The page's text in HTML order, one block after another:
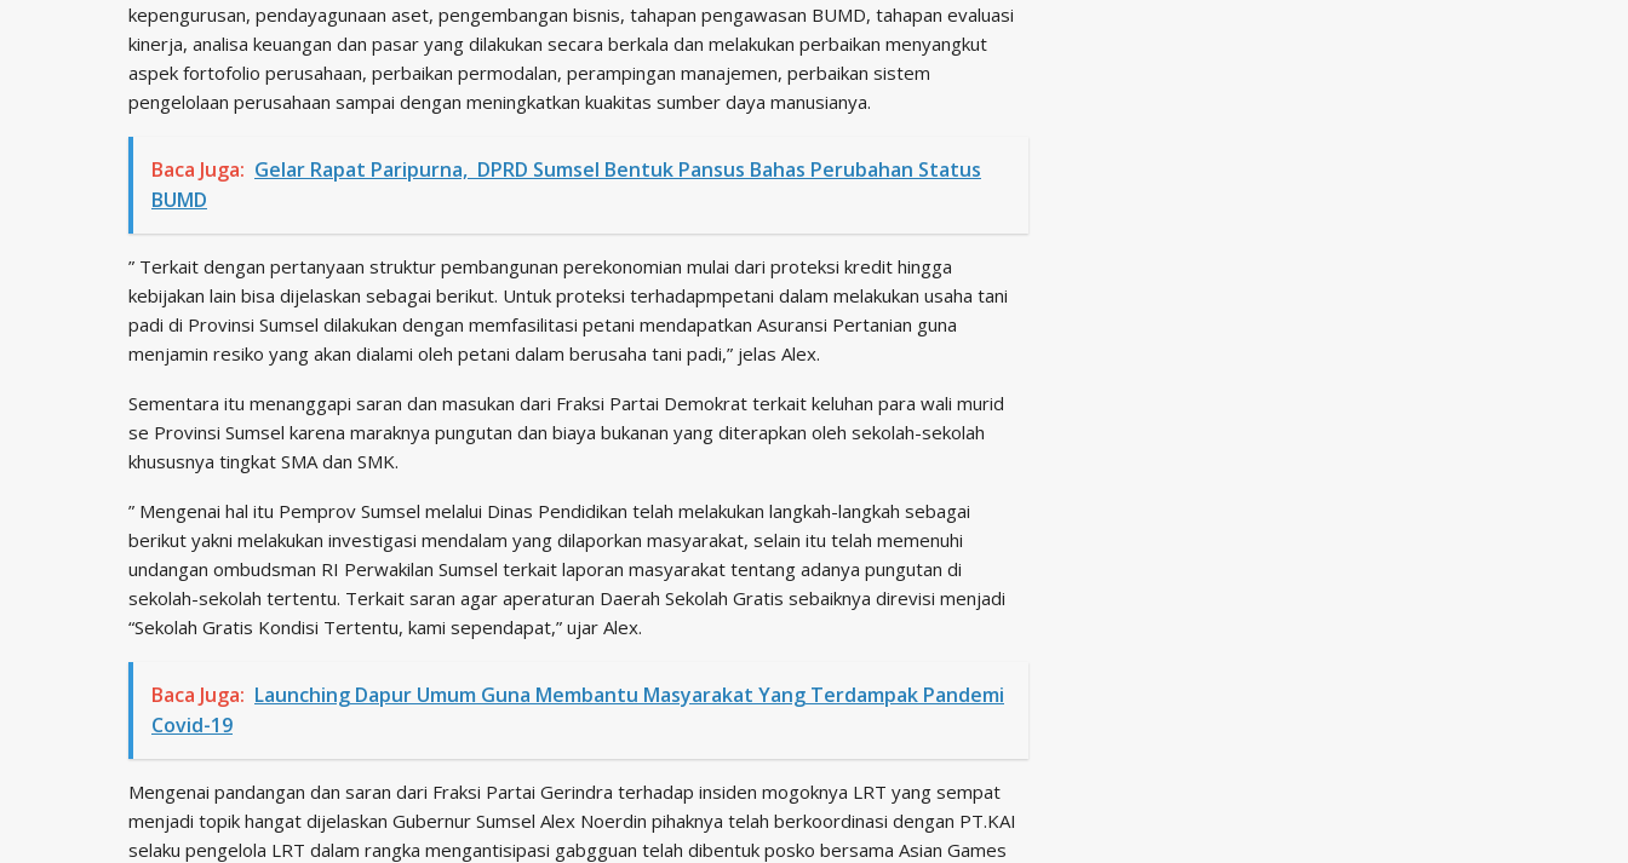
kepengurusan, pendayagunaan aset, pengembangan bisnis, tahapan pengawasan BUMD, tahapan evaluasi
kinerja, analisa keuangan dan pasar yang dilakukan secara berkala dan melakukan perbaikan menyangkut
aspek fortofolio perusahaan, perbaikan permodalan, perampingan manajemen, perbaikan sistem
pengelolaan perusahaan sampai dengan meningkatkan kuakitas sumber daya manusianya.
Baca Juga: Gelar Rapat Paripurna, DPRD Sumsel Bentuk Pansus Bahas Perubahan Status
BUMD
” Terkait dengan pertanyaan struktur pembangunan perekonomian mulai dari proteksi kredit hingga
kebijakan lain bisa dijelaskan sebagai berikut. Untuk proteksi terhadapmpetani dalam melakukan usaha tani
padi di Provinsi Sumsel dilakukan dengan memfasilitasi petani mendapatkan Asuransi Pertanian guna
menjamin resiko yang akan dialami oleh petani dalam berusaha tani padi,” jelas Alex.
Sementara itu menanggapi saran dan masukan dari Fraksi Partai Demokrat terkait keluhan para wali murid
se Provinsi Sumsel karena maraknya pungutan dan biaya bukanan yang diterapkan oleh sekolah-sekolah
khususnya tingkat SMA dan SMK.
” Mengenai hal itu Pemprov Sumsel melalui Dinas Pendidikan telah melakukan langkah-langkah sebagai
berikut yakni melakukan investigasi mendalam yang dilaporkan masyarakat, selain itu telah memenuhi
undangan ombudsman RI Perwakilan Sumsel terkait laporan masyarakat tentang adanya pungutan di
sekolah-sekolah tertentu. Terkait saran agar aperaturan Daerah Sekolah Gratis sebaiknya direvisi menjadi
“Sekolah Gratis Kondisi Tertentu, kami sependapat,” ujar Alex.
Baca Juga: Launching Dapur Umum Guna Membantu Masyarakat Yang Terdampak Pandemi
Covid-19
Mengenai pandangan dan saran dari Fraksi Partai Gerindra terhadap insiden mogoknya LRT yang sempat
menjadi topik hangat dijelaskan Gubernur Sumsel Alex Noerdin pihaknya telah berkoordinasi dengan PT.KAI
selaku pengelola LRT dalam rangka mengantisipasi gabgguan telah dibentuk posko bersama Asian Games